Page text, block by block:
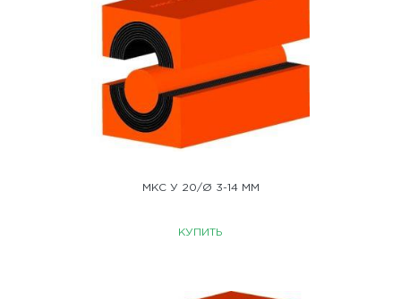
МКС У 20/Ø 3-14 ММ
КУПИТЬ